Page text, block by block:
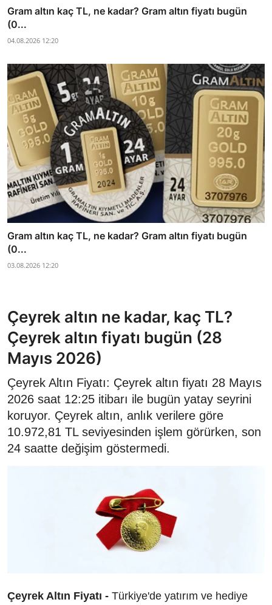
Gram altın kaç TL, ne kadar? Gram altın fiyatı bugün
(0...
04.08.2026 12:20
Gram altın kaç TL, ne kadar? Gram altın fiyatı bugün
(0...
03.08.2026 12:20
Çeyrek altın ne kadar, kaç TL?
Çeyrek altın fiyatı bugün (28
Mayıs 2026)
Çeyrek Altın Fiyatı: Çeyrek altın fiyatı 28 Mayıs
2026 saat 12:25 itibarı ile bugün yatay seyrini
koruyor. Çeyrek altın, anlık verilere göre
10.972,81 TL seviyesinden işlem görürken, son
24 saatte değişim göstermedi.
Çeyrek Altın Fiyatı - Türkiye'de yatırım ve hediye